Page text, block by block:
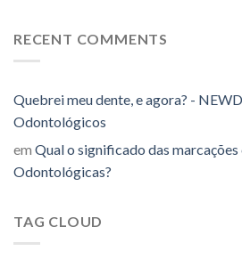
RECENT COMMENTS
Quebrei meu dente, e agora? -
Odontológicos
em Qual o significado das
Odontológicas?
TAG CLOUD